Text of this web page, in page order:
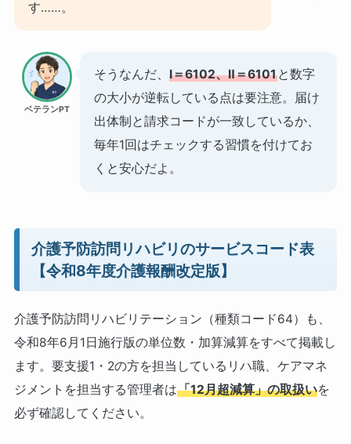
す……。
ベテランPT
そうなんだ、 Ⅰ＝6102、Ⅱ＝6101と数字
の大小が逆転している点は要注意。届け
出体制と請求コードが一致しているか、
毎年1回はチェックする習慣を付けてお
くと安心だよ。
介護予防訪問リハビリのサービスコード表
【令和8年度介護報酬改定版】
介護予防訪問リハビリテーション（種類コード64）も、
令和8年6月1日施行版の単位数・加算減算をすべて掲載し
ます。要支援1・2の方を担当しているリハ職、ケアマネ
ジメントを担当する管理者は「12月超減算」の取扱いを
必ず確認してください。